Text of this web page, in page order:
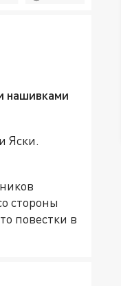
нашивками
Яски.
стороны
повестки в